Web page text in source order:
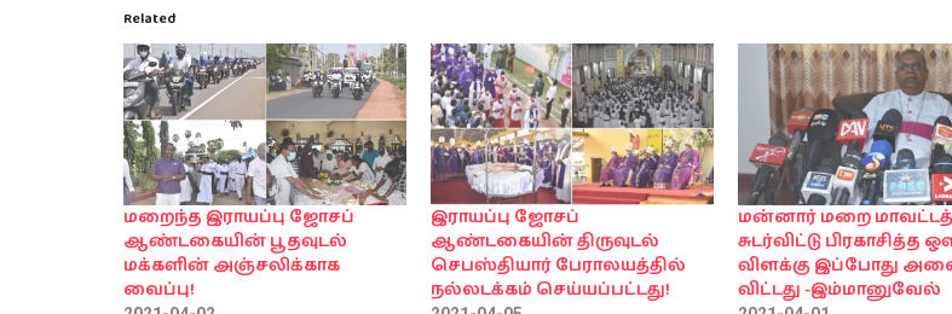
Related
மறைந்த இராயப்பு ஜோசப்
ஆண்டகையின் பூதவுடல்
மக்களின் அஞ்சலிக்காக
வைப்பு!
இராயப்பு ஜோசப்
ஆண்டகையின் திருவுடல்
செபஸ்தியார் பேராலயத்தில்
நல்லடக்கம் செய்யப்பட்டது!
மன்னார் மறை
சுடர்விட்டு பிரகாசித்த
விளக்கு இப்போது
விட்டது -இம்மானுவேல்